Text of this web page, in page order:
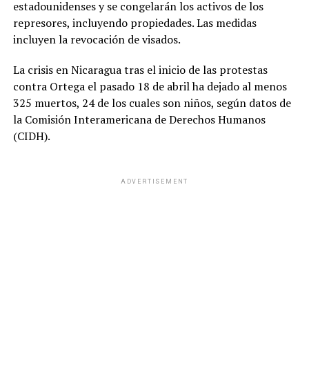
estadounidenses y se congelarán los activos de los
represores, incluyendo propiedades. Las medidas
incluyen la revocación de visados.
La crisis en Nicaragua tras el inicio de las protestas
contra Ortega el pasado 18 de abril ha dejado al menos
325 muertos, 24 de los cuales son niños, según datos de
la Comisión Interamericana de Derechos Humanos
(CIDH).
ADVERTISEMENT